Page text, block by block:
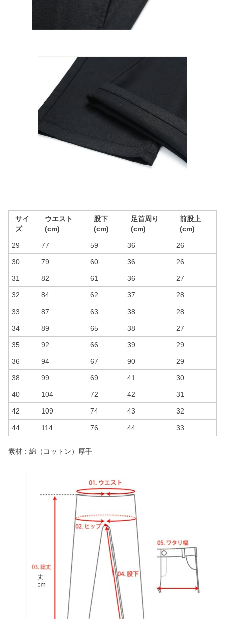
サイ
ズ
ウエスト
(cm)
股下
(cm)
足首周り
(cm)
前股上
(cm)
29 77 59 36 26
30 79 60 36 26
31 82 61 36 27
32 84 62 37 28
33 87 63 38 28
34 89 65 38 27
35 92 66 39 29
36 94 67 90 29
38 99 69 41 30
40 104 72 42 31
42 109 74 43 32
44 114 76 44 33